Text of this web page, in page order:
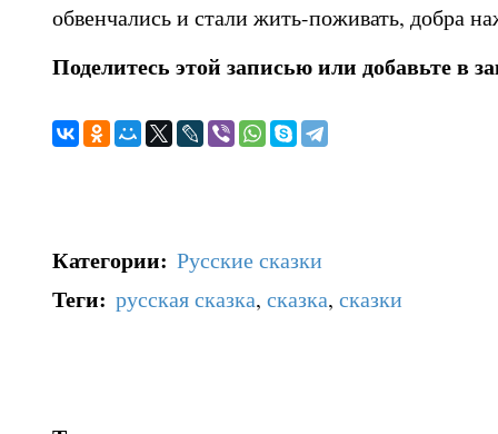
обвенчались и стали жить-поживать, добра
Поделитесь этой записью или добавьте в
Категории: Русские сказки
Теги: русская сказка, сказка, сказки